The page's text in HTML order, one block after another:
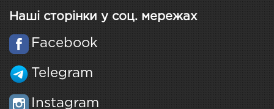
Наші сторінки у соц. мережах
Facebook
Telegram
Instagram